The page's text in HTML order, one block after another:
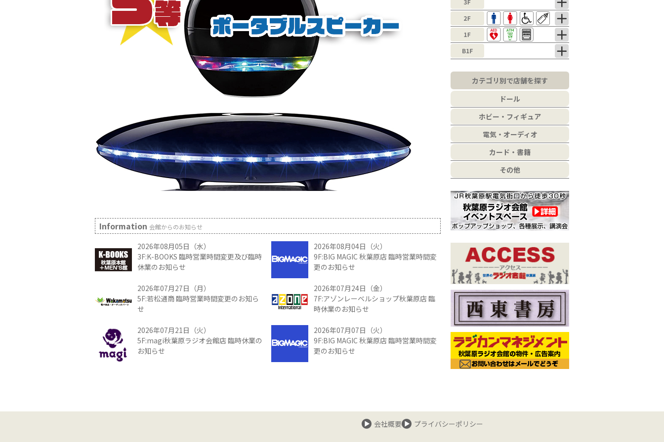
Information 会館からのお知らせ
2026年08月05日（水）
3F:K-BOOKS 臨時営業時間変更及び臨時
休業のお知らせ
2026年08月04日（火）
9F:BIG MAGIC 秋葉原店 臨時営業時間変
更のお知らせ
2026年07月27日（月）
5F:若松通商 臨時営業時間変更のお知ら
せ
2026年07月24日（金）
7F:アゾンレーベルショップ秋葉原店 臨
時休業のお知らせ
2026年07月21日（火）
5F:magi秋葉原ラジオ会館店 臨時休業の
お知らせ
2026年07月07日（火）
9F:BIG MAGIC 秋葉原店 臨時営業時間変
更のお知らせ
カテゴリ別で店舗を探す
ドール
ホビー・フィギュア
電気・オーディオ
カード・書籍
その他
会社概要 プライバシーポリシー